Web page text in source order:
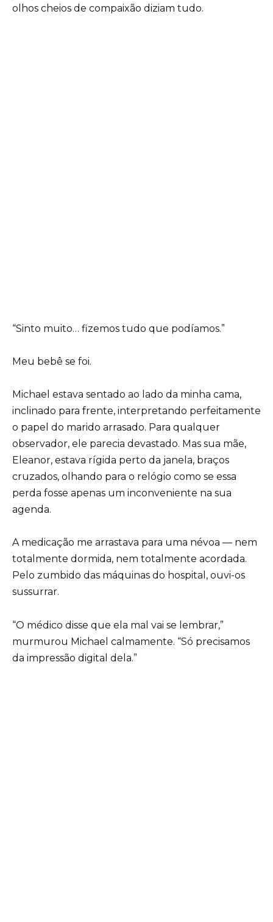
olhos cheios de compaixão diziam tudo.
“Sinto muito… fizemos tudo que podíamos.”
Meu bebê se foi.
Michael estava sentado ao lado da minha cama,
inclinado para frente, interpretando perfeitamente
o papel do marido arrasado. Para qualquer
observador, ele parecia devastado. Mas sua mãe,
Eleanor, estava rígida perto da janela, braços
cruzados, olhando para o relógio como se essa
perda fosse apenas um inconveniente na sua
agenda.
A medicação me arrastava para uma névoa — nem
totalmente dormida, nem totalmente acordada.
Pelo zumbido das máquinas do hospital, ouvi-os
sussurrar.
“O médico disse que ela mal vai se lembrar,”
murmurou Michael calmamente. “Só precisamos
da impressão digital dela.”